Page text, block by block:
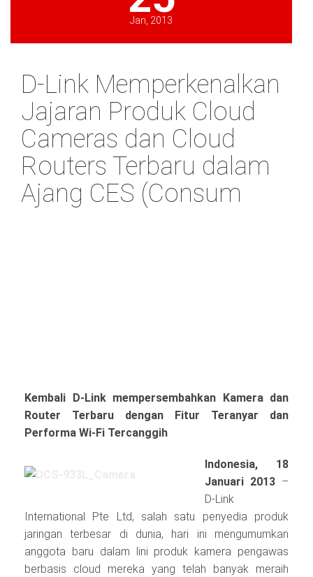
Jan, 2013
D-Link Memperkenalkan
Jajaran Produk Cloud
Cameras dan Cloud
Routers Terbaru dalam
Ajang CES (Consum
Kembali D-Link mempersembahkan Kamera dan
Router Terbaru dengan Fitur Teranyar dan
Performa Wi-Fi Tercanggih
Indonesia, 18
Januari 2013 –
D-Link
International Pte Ltd, salah satu penyedia produk
jaringan terbesar di dunia, hari ini mengumumkan
anggota baru dalam lini produk kamera pengawas
berbasis cloud mereka yang telah banyak meraih